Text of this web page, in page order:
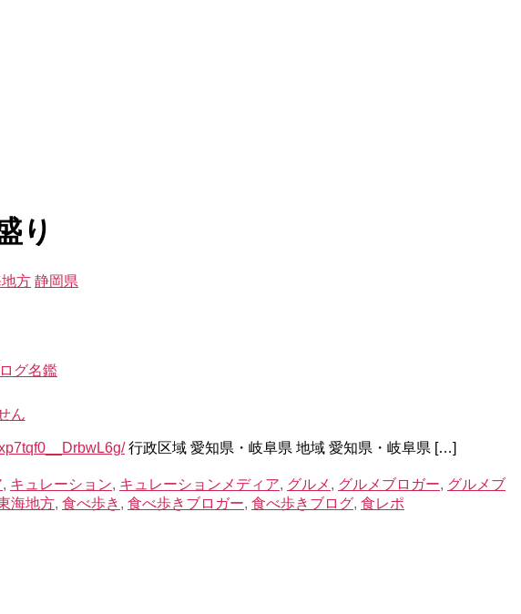
り
方 静岡県
グ名鑑
ん
行政区域 愛知県・岐阜県 地域 愛知県・岐阜県 […]
, キュレーション, キュレーションメディア, グルメ , グルメブロガー, グルメブ
海地方, 食べ歩き , 食べ歩きブロガー, 食べ歩きブログ, 食レポ